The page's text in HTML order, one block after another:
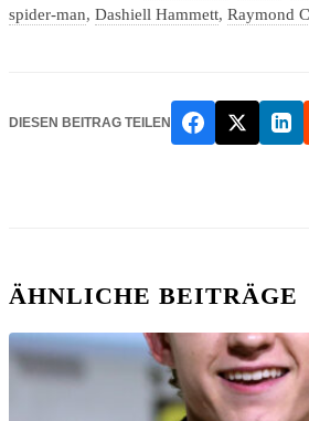
spider-man, Dashiell Hammett, Raymond
DIESEN BEITRAG TEILEN
ÄHNLICHE BEITRÄGE